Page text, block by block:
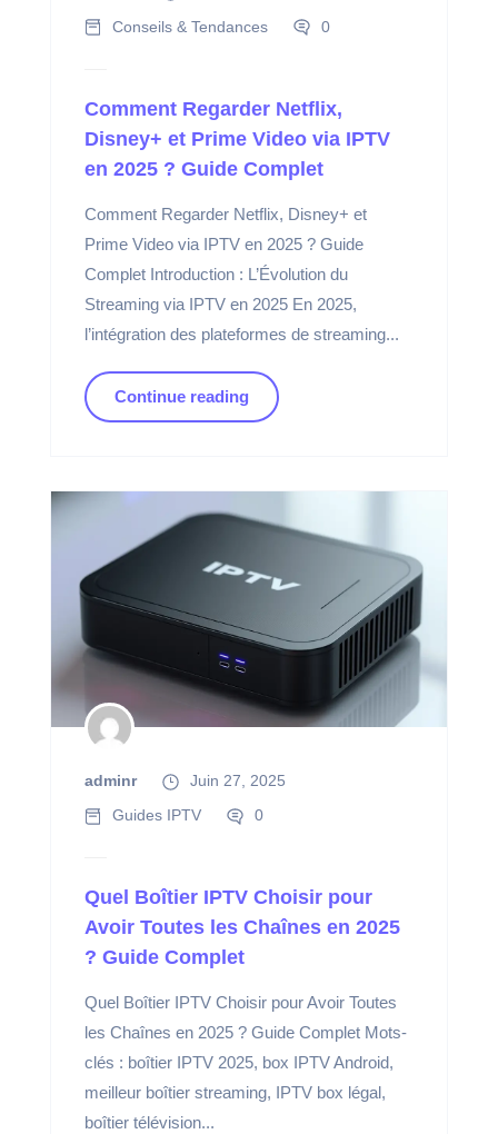
Conseils & Tendances
0
Comment Regarder Netflix,
Disney+ et Prime Video via IPTV
en 2025 ? Guide Complet
Comment Regarder Netflix, Disney+ et
Prime Video via IPTV en 2025 ? Guide
Complet Introduction : L’Évolution du
Streaming via IPTV en 2025 En 2025,
l’intégration des plateformes de streaming...
Continue reading
adminr
Juin 27, 2025
Guides IPTV
0
Quel Boîtier IPTV Choisir pour
Avoir Toutes les Chaînes en 2025
? Guide Complet
Quel Boîtier IPTV Choisir pour Avoir Toutes
les Chaînes en 2025 ? Guide Complet Mots-
clés : boîtier IPTV 2025, box IPTV Android,
meilleur boîtier streaming, IPTV box légal,
boîtier télévision...